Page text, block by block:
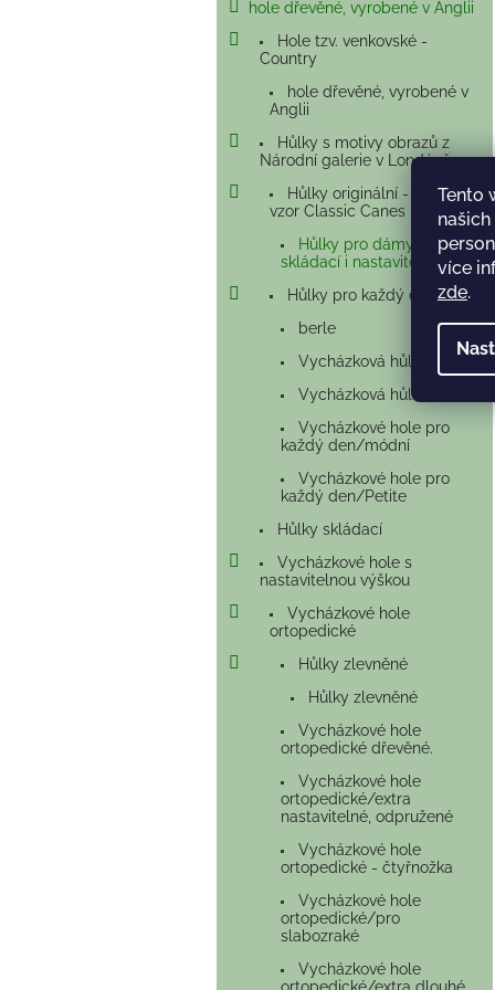
Tento
více
zde.
hole dřevěné, vyrobené v Anglii
Hole tzv. venkovské -
Country
hole dřevěné, vyrobené v
Anglii
Hůlky s motivy obrazů z
Národní galerie v Londýně
Hůlky originální - chráněný
vzor Classic Canes
Hůlky pro dámy -
skládací i nastavitelné
Hůlky pro každý den
berle
Vycházková hůl
Vycházková hůl
Vycházkové hole pro
každý den/módní
Vycházkové hole pro
každý den/Petite
Hůlky skládací
Vycházkové hole s
nastavitelnou výškou
Vycházkové hole
ortopedické
Hůlky zlevněné
Hůlky zlevněné
Vycházkové hole
ortopedické dřevěné.
Vycházkové hole
ortopedické/extra
nastavitelné, odpružené
Vycházkové hole
ortopedické - čtyřnožka
Vycházkové hole
ortopedické/pro
slabozraké
Vycházkové hole